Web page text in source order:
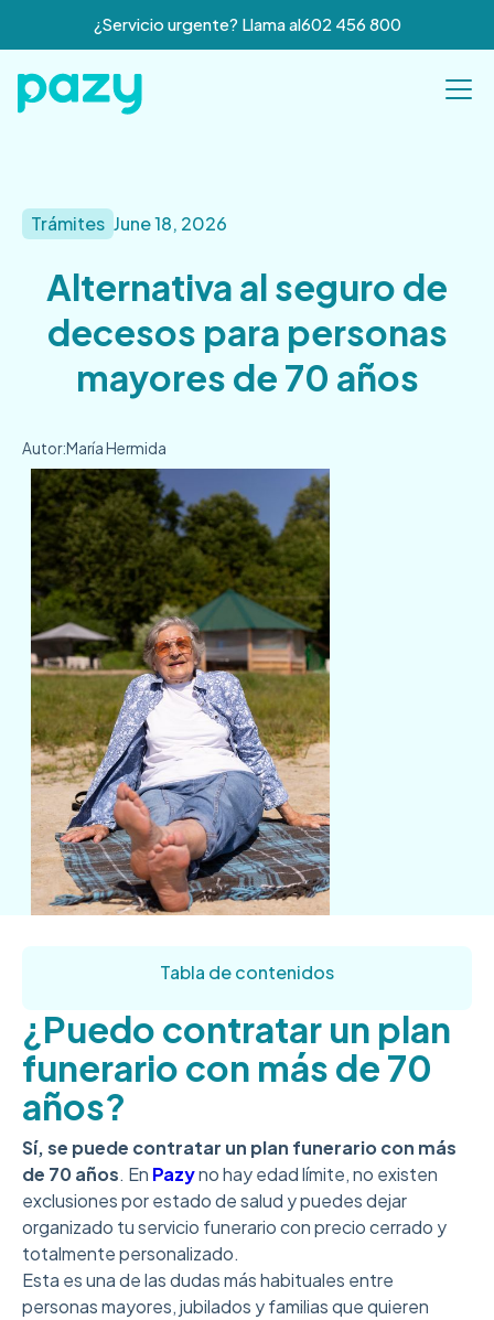
¿Servicio urgente? Llama al602 456 800
Trámites June 18, 2026
Alternativa al seguro de
decesos para personas
mayores de 70 años
Autor:María Hermida
Tabla de contenidos
¿Puedo contratar un plan
funerario con más de 70
años?
Sí, se puede contratar un plan funerario con más
de 70 años. En Pazyno hay edad límite, no existen
exclusiones por estado de salud y puedes dejar
organizado tu servicio funerario con precio cerrado y
totalmente personalizado.
Esta es una de las dudas más habituales entre
personas mayores, jubilados y familias que quieren